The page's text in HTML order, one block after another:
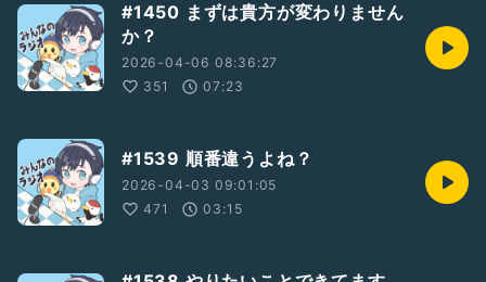
#1450 まずは貴方が変わりません
か？
2026-04-06 08:36:27
351
07:23
#1539 順番違うよね？
2026-04-03 09:01:05
471
03:15